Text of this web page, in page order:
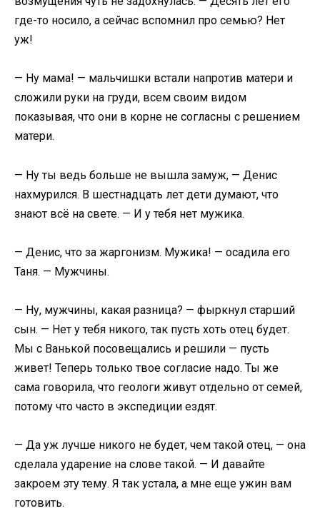
где-то носило, а сейчас вспомнил про семью? Нет
уж!
— Ну мама! — мальчишки встали напротив матери и
сложили руки на груди, всем своим видом
показывая, что они в корне не согласны с решением
матери.
— Ну ты ведь больше не вышла замуж, — Денис
нахмурился. В шестнадцать лет дети думают, что
знают всё на свете. — И у тебя нет мужика.
— Денис, что за жаргонизм. Мужика! — осадила его
Таня. — Мужчины.
— Ну, мужчины, какая разница? — фыркнул старший
сын. — Нет у тебя никого, так пусть хоть отец будет.
Мы с Ванькой посовещались и решили — пусть
живет! Теперь только твое согласие надо. Ты же
сама говорила, что геологи живут отдельно от семей,
потому что часто в экспедиции ездят.
— Да уж лучше никого не будет, чем такой отец, — она
сделала ударение на слове такой. — И давайте
закроем эту тему. Я так устала, а мне еще ужин вам
готовить.